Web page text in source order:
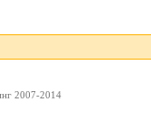
2007-2014